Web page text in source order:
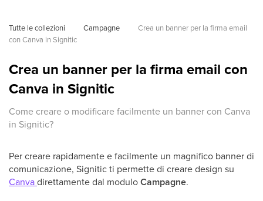
Tutte le collezioni Campagne
Crea un banner per la firma email
con Canva in Signitic
Crea un banner per la firma email con
Canva in Signitic
Come creare o modificare facilmente un banner con Canva
in Signitic?
Per creare rapidamente e facilmente un magnifico banner di
comunicazione, Signitic ti permette di creare design su
Canvadirettamente dal moduloCampagne.